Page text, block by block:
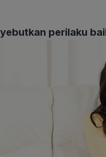
perilaku